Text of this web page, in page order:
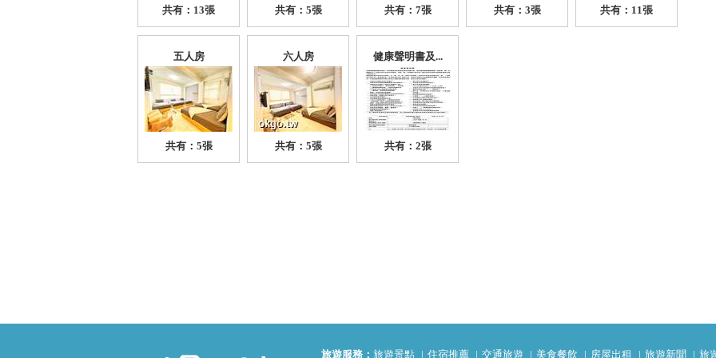
共有：13張 共有：5張 共有：7張 共有：3張 共有：11張
五人房
共有：5張
六人房
共有：5張
健康聲明書及...
共有：2張
旅遊服務： 旅遊景點 住宿推薦 交通旅遊 美食餐飲 房屋出租 旅遊新聞 旅